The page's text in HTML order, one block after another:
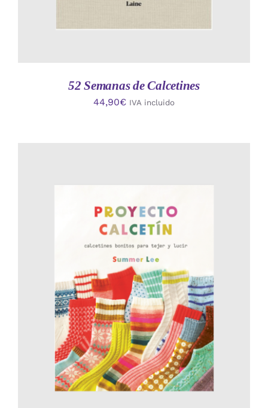
52 Semanas de Calcetines
44,90€ IVA incluido
AÑADIR AL CARRITO
/
DETALLES